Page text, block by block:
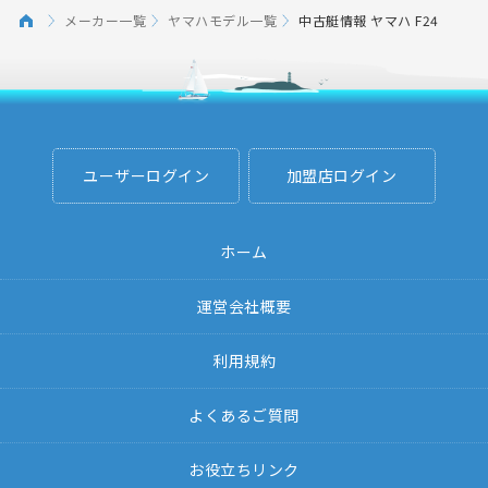
メーカー一覧 ヤマハモデル一覧 中古艇情報 ヤマハ F24
ユーザーログイン 加盟店ログイン
ホーム
運営会社概要
利用規約
よくあるご質問
お役立ちリンク